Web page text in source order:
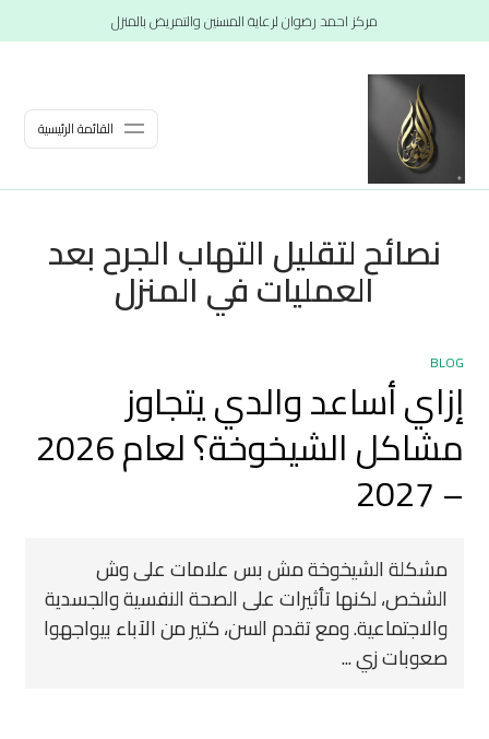
مركز احمد رضوان لرعاية المسنين والتمريض بالمنزل
القائمة الرئيسية
نصائح لتقليل التهاب الجرح بعد
العمليات في المنزل
BLOG
إزاي أساعد والدي يتجاوز
مشاكل الشيخوخة؟ لعام 2026
– 2027
مشكلة الشيخوخة مش بس علامات على وش
الشخص، لكنها تأثيرات على الصحة النفسية والجسدية
والاجتماعية. ومع تقدم السن، كتير من الآباء بيواجهوا
صعوبات زي ...